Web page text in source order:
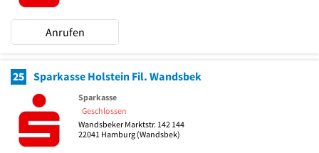
Anrufen
25 Sparkasse Holstein Fil. Wandsbek
Sparkasse
Geschlossen
Wandsbeker Marktstr. 142 144
22041 Hamburg (Wandsbek)